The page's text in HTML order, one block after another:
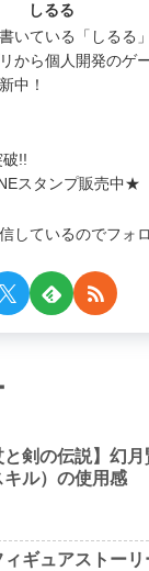
しるる
書いている「しるる
から個人開発のゲ
中！
!!
スタンプ販売中★
しているのでフォ
と剣の伝説】幻
キル）の使用感
ィギュアストー